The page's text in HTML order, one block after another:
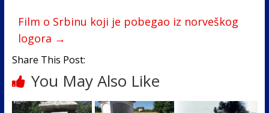
o
k
dI
n
Film o Srbinu koji je pobegao iz norveškog
logora →
Share This Post:
You May Also Like